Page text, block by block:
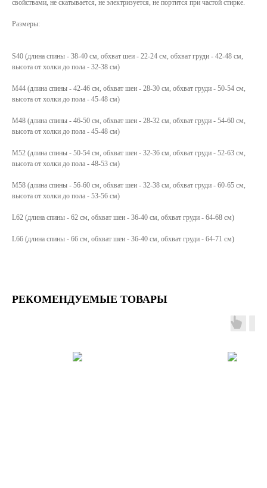
свойствами, не скатывается, не электризуется, не портится при частой стирке.
Размеры:
S40 (длина спины - 38-40 см, обхват шеи - 22-24 см, обхват груди - 42-48 см,
высота от холки до пола - 32-38 см)
М44 (длина спины - 42-46 см, обхват шеи - 28-30 см, обхват груди - 50-54 см,
высота от холки до пола - 45-48 см)
М48 (длина спины - 46-50 см, обхват шеи - 28-32 см, обхват груди - 54-60 см,
высота от холки до пола - 45-48 см)
М52 (длина спины - 50-54 см, обхват шеи - 32-36 см, обхват груди - 52-63 см,
высота от холки до пола - 48-53 см)
М58 (длина спины - 56-60 см, обхват шеи - 32-38 см, обхват груди - 60-65 см,
высота от холки до пола - 53-56 см)
L62 (длина спины - 62 см, обхват шеи - 36-40 см, обхват груди - 64-68 см)
L66 (длина спины - 66 см, обхват шеи - 36-40 см, обхват груди - 64-71 см)
РЕКОМЕНДУЕМЫЕ ТОВАРЫ